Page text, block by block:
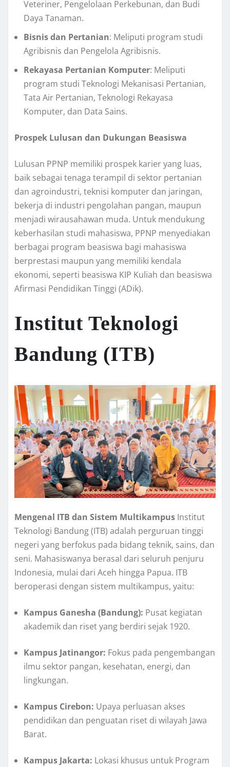
Veteriner, Pengelolaan Perkebunan, dan Budi
Daya Tanaman.
Bisnis dan Pertanian: Meliputi program studi
Agribisnis dan Pengelola Agribisnis.
Rekayasa Pertanian Komputer: Meliputi
program studi Teknologi Mekanisasi Pertanian,
Tata Air Pertanian, Teknologi Rekayasa
Komputer, dan Data Sains.
Prospek Lulusan dan Dukungan Beasiswa
Lulusan PPNP memiliki prospek karier yang luas,
baik sebagai tenaga terampil di sektor pertanian
dan agroindustri, teknisi komputer dan jaringan,
bekerja di industri pengolahan pangan, maupun
menjadi wirausahawan muda. Untuk mendukung
keberhasilan studi mahasiswa, PPNP menyediakan
berbagai program beasiswa bagi mahasiswa
berprestasi maupun yang memiliki kendala
ekonomi, seperti beasiswa KIP Kuliah dan beasiswa
Afirmasi Pendidikan Tinggi (ADik).
Institut Teknologi
Bandung (ITB)
Mengenal ITB dan Sistem Multikampus Institut
Teknologi Bandung (ITB) adalah perguruan tinggi
negeri yang berfokus pada bidang teknik, sains, dan
seni. Mahasiswanya berasal dari seluruh penjuru
Indonesia, mulai dari Aceh hingga Papua. ITB
beroperasi dengan sistem multikampus, yaitu:
Kampus Ganesha (Bandung): Pusat kegiatan
akademik dan riset yang berdiri sejak 1920.
Kampus Jatinangor: Fokus pada pengembangan
ilmu sektor pangan, kesehatan, energi, dan
lingkungan.
Kampus Cirebon: Upaya perluasan akses
pendidikan dan penguatan riset di wilayah Jawa
Barat.
Kampus Jakarta: Lokasi khusus untuk Program